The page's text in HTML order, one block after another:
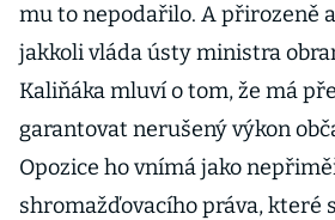
mu to nepodařilo. A přirozeně
jakkoli vláda ústy ministra
Kaliňáka mluví o tom, že má
garantovat nerušený výkon
Opozice ho vnímá jako
shromažďovacího práva, které